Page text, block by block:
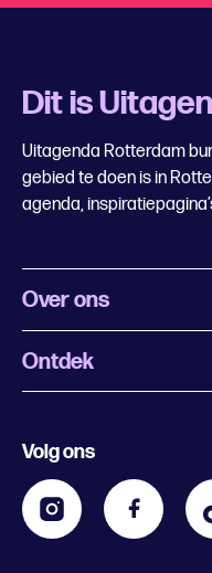
Dit is
Uitagenda Rotterdam
gebied te doen is in
agenda,
Over ons
Wat is Uitagenda
Contact
Zakelijk
Ontdek
Kids
Volg ons